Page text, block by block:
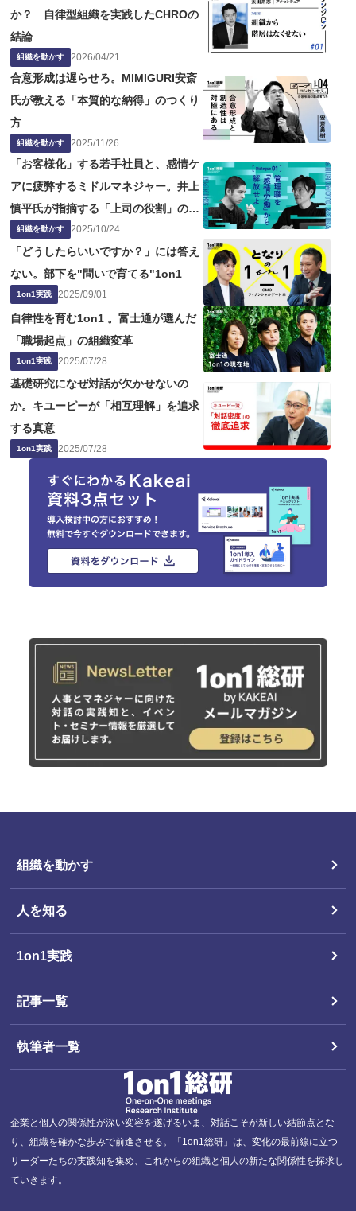
か？ 自律型組織を実践したCHROの
結論
組織を動かす 2026/04/21
合意形成は遅らせろ。MIMIGURI安斎
氏が教える「本質的な納得」のつくり
方
組織を動かす 2025/11/26
「お客様化」する若手社員と、感情ケ
アに疲弊するミドルマネジャー。井上
慎平氏が指摘する「上司の役割」の問
題点
組織を動かす 2025/10/24
「どうしたらいいですか？」には答え
ない。部下を"問いで育てる"1on1
1on1実践 2025/09/01
自律性を育む1on1 。富士通が選んだ
「職場起点」の組織変革
1on1実践 2025/07/28
基礎研究になぜ対話が欠かせないの
か。キユーピーが「相互理解」を追求
する真意
1on1実践 2025/07/28
企業と個人の関係性が深い変容を遂げるいま、対話こそが新しい結節点とな
り、組織を確かな歩みで前進させる。「1on1総研」は、変化の最前線に立つ
リーダーたちの実践知を集め、これからの組織と個人の新たな関係性を探求し
ていきます。
組織を動かす
人を知る
1on1実践
記事一覧
執筆者一覧